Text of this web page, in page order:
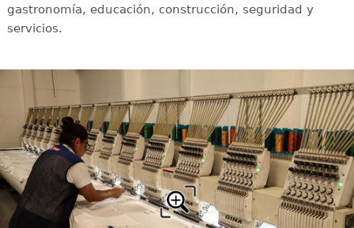
gastronomía, educación, construcción, seguridad y
servicios.